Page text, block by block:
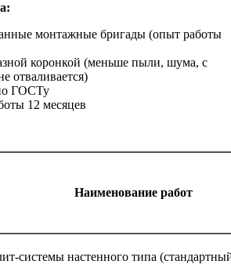
монтажные бригады (опыт работы
коронкой (меньше пыли, шума, с
отваливается)
ГОСТу
12 месяцев
Наименование работ
системы настенного типа